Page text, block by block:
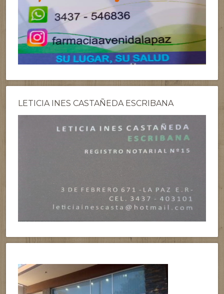
LETICIA INES CASTAÑEDA ESCRIBANA